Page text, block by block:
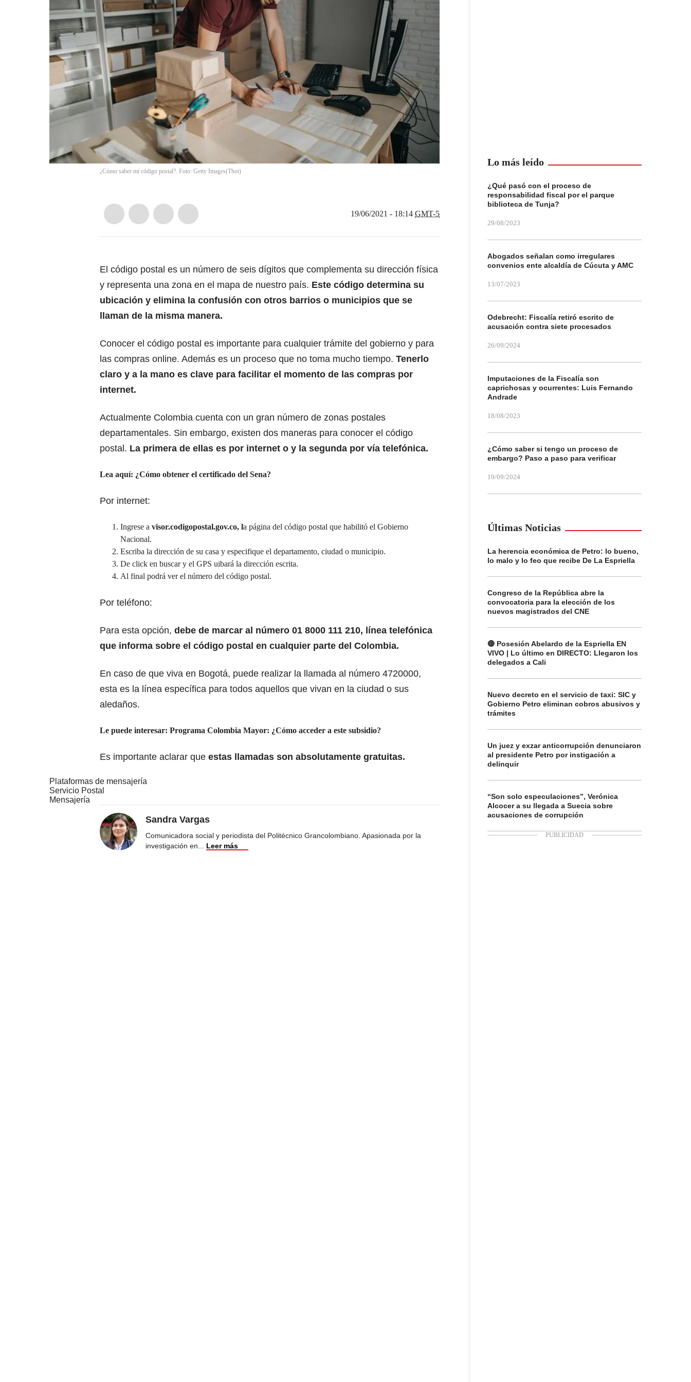
¿Cómo saber mi código postal?. Foto: Getty Images(Thot)
19/06/2021 - 18:14 GMT-5
El código postal es un número de seis dígitos que complementa su dirección física
y representa una zona en el mapa de nuestro país. Este código determina su
ubicación y elimina la confusión con otros barrios o municipios que se
llaman de la misma manera.
Conocer el código postal es importante para cualquier trámite del gobierno y para
las compras online. Además es un proceso que no toma mucho tiempo. Tenerlo
claro y a la mano es clave para facilitar el momento de las compras por
internet.
Actualmente Colombia cuenta con un gran número de zonas postales
departamentales. Sin embargo, existen dos maneras para conocer el código
postal. La primera de ellas es por internet o y la segunda por vía telefónica.
Lea aquí: ¿Cómo obtener el certificado del Sena?
Por internet:
Ingrese a visor.codigopostal.gov.co, la página del código postal que habilitó el Gobierno
Nacional.
Escriba la dirección de su casa y especifique el departamento, ciudad o municipio.
De click en buscar y el GPS uibará la dirección escrita.
Al final podrá ver el número del código postal.
Por teléfono:
Para esta opción, debe de marcar al número 01 8000 111 210, línea telefónica
que informa sobre el código postal en cualquier parte del Colombia.
En caso de que viva en Bogotá, puede realizar la llamada al número 4720000,
esta es la línea específica para todos aquellos que vivan en la ciudad o sus
aledaños.
Le puede interesar: Programa Colombia Mayor: ¿Cómo acceder a este subsidio?
Es importante aclarar que estas llamadas son absolutamente gratuitas.
Plataformas de mensajería
Servicio Postal
Mensajería
Sandra Vargas
Comunicadora social y periodista del Politécnico Grancolombiano. Apasionada por la
investigación en
Leer más
Lo más leído
¿Qué pasó con el proceso de
responsabilidad fiscal por el parque
biblioteca de Tunja?
29/08/2023
Abogados señalan como irregulares
convenios ente alcaldía de Cúcuta y AMC
13/07/2023
Odebrecht: Fiscalía retiró escrito de
acusación contra siete procesados
26/09/2024
Imputaciones de la Fiscalía son
caprichosas y ocurrentes: Luis Fernando
Andrade
18/08/2023
¿Cómo saber si tengo un proceso de
embargo? Paso a paso para verificar
19/09/2024
Últimas Noticias
La herencia económica de Petro: lo bueno,
lo malo y lo feo que recibe De La Espriella
Congreso de la República abre la
convocatoria para la elección de los
nuevos magistrados del CNE
🔴 Posesión Abelardo de la Espriella EN
VIVO | Lo último en DIRECTO: Llegaron los
delegados a Cali
Nuevo decreto en el servicio de taxi: SIC y
Gobierno Petro eliminan cobros abusivos y
trámites
Un juez y exzar anticorrupción denunciaron
al presidente Petro por instigación a
delinquir
“Son solo especulaciones”, Verónica
Alcocer a su llegada a Suecia sobre
acusaciones de corrupción